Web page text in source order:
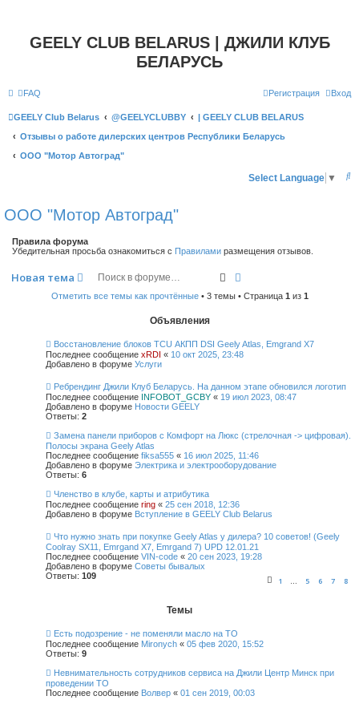
GEELY CLUB BELARUS | ДЖИЛИ КЛУБ
БЕЛАРУСЬ
FAQ Вход
Регистрация
GEELY Club Belarus @GEELYCLUBBY
| GEELY CLUB BELARUS
Отзывы о работе дилерских центров Республики Беларусь
ООО "Мотор Автоград"
П
Select Language ▼
ООО "Мотор Автоград"
Правила форума
Убедительная просьба ознакомиться с Правилами размещения отзывов.
Новая тема Поиск
Отметить все темы как прочтённые• 3 темы • Страница 1 из 1
Объявления
Восстановление блоков TCU АКПП DSI Geely Atlas, Emgrand X7
Последнее сообщение xRDI « 10 окт 2025, 23:48
Добавлено в форуме Услуги
Ребрендинг Джили Клуб Беларусь. На данном этапе обновился логотип
Последнее сообщение INFOBOT_GCBY « 19 июл 2023, 08:47
Добавлено в форуме Новости GEELY
Ответы: 2
Замена панели приборов с Комфорт на Люкс (стрелочная -> цифровая).
Полосы экрана Geely Atlas
Последнее сообщение fiksa555 « 16 июл 2025, 11:46
Добавлено в форуме Электрика и электрооборудование
Ответы: 6
Членство в клубе, карты и атрибутика
Последнее сообщение ring « 25 сен 2018, 12:36
Добавлено в форуме Вступление в GEELY Club Belarus
Что нужно знать при покупке Geely Atlas у дилера? 10 советов! (Geely
Coolray SX11, Emrgand X7, Emrgand 7) UPD 12.01.21
Последнее сообщение VIN-code « 20 сен 2023, 19:28
Добавлено в форуме Советы бывалых
Ответы: 109 1 … 5 6 7 8
Темы
Есть подозрение - не поменяли масло на ТО
Последнее сообщение Mironych « 05 фев 2020, 15:52
Ответы: 9
Невнимательность сотрудников сервиса на Джили Центр Минск при
проведении ТО
Последнее сообщение Волвер « 01 сен 2019, 00:03